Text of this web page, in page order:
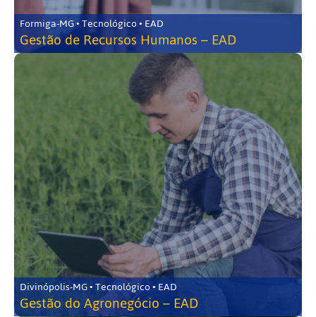
Formiga-MG • Tecnológico • EAD
Gestão de Recursos Humanos – EAD
Divinópolis-MG • Tecnológico • EAD
Gestão do Agronegócio – EAD